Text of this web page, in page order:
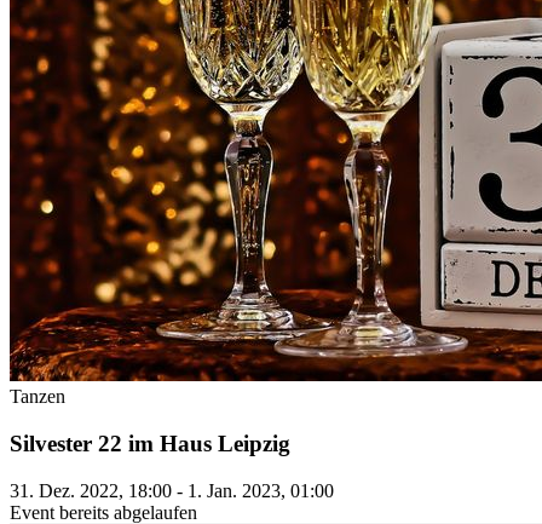
Tanzen
Silvester 22 im Haus Leipzig
31. Dez. 2022, 18:00 - 1. Jan. 2023, 01:00
Event bereits abgelaufen